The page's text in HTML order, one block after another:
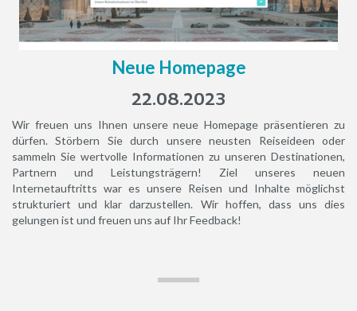
Neue Homepage
22.08.2023
Wir freuen uns Ihnen unsere neue Homepage präsentieren zu
dürfen. Störbern Sie durch unsere neusten Reiseideen oder
sammeln Sie wertvolle Informationen zu unseren Destinationen,
Partnern und Leistungsträgern! Ziel unseres neuen
Internetauftritts war es unsere Reisen und Inhalte möglichst
strukturiert und klar darzustellen. Wir hoffen, dass uns dies
gelungen ist und freuen uns auf Ihr Feedback!